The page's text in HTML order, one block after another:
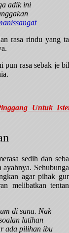
adik ini
rasa rindu yang
pun rasa sebak je
Untuk
sedih dan
ayahnya.
agar pihak
melibatkan
di sana. Nak
latihan
ada pilihan ibu